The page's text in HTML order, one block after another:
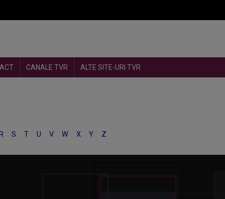
CANALE TVR ALTE SITE-URI TVR
S T U V W X Y Z